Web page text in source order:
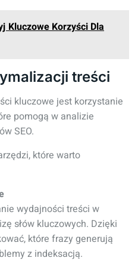
Kluczowe Korzyści Dla
treści
kluczowe jest korzystanie
pomogą w analizie
SEO.
które warto
wydajności treści w
słów kluczowych. Dzięki
które frazy generują
z indeksacją.